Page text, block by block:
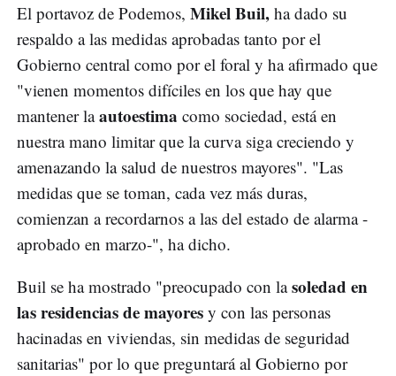
El portavoz de Podemos, Mikel Buil, ha dado su
respaldo a las medidas aprobadas tanto por el
Gobierno central como por el foral y ha afirmado que
"vienen momentos difíciles en los que hay que
mantener laautoestima como sociedad, está en
nuestra mano limitar que la curva siga creciendo y
amenazando la salud de nuestros mayores". "Las
medidas que se toman, cada vez más duras,
comienzan a recordarnos a las del estado de alarma -
aprobado en marzo-", ha dicho.
Buil se ha mostrado "preocupado con lasoledad en
las residencias de mayores y con las personas
hacinadas en viviendas, sin medidas de seguridad
sanitarias" por lo que preguntará al Gobierno por